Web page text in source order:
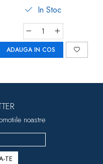
In Stoc
ADAUGA IN COS
noastre